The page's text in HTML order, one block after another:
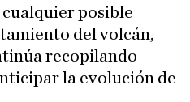
posible
del volcán,
recopilando
la evolución de